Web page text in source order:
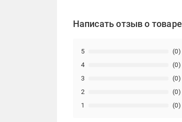
Написать отзыв о товаре
1 (0)
2 (0)
3 (0)
4 (0)
5 (0)